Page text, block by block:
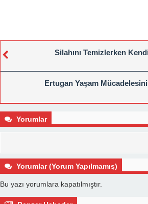
Silahını Temizlerken
Ertugan Yaşam
Yorumlar
Yorumlar (Yorum Yapılmamış)
Bu yazı yorumlara kapatılmıştır.